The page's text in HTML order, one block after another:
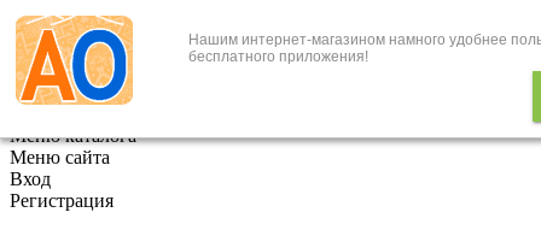
Нашим интернет-магазином намного удобнее
бесплатного приложения!
+7 (495) 646-888-1
В корзине 0 товаров
Меню каталога
Меню сайта
Вход
Регистрация